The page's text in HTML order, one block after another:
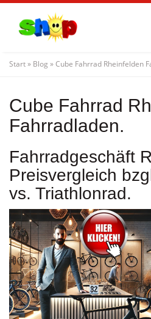
content
Start» Blog »Cube Fahrrad Rheinfelden
Cube Fahrrad
Fahrradladen.
Fahrradgeschäft
Preisvergleich
vs. Triathlonrad.